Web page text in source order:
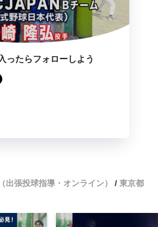
ったらフォローしよう
出張投球指導・オンライン） 東京都